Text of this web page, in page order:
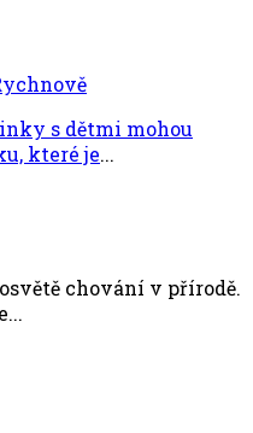
s dětmi mohou
které je...
chování v přírodě.